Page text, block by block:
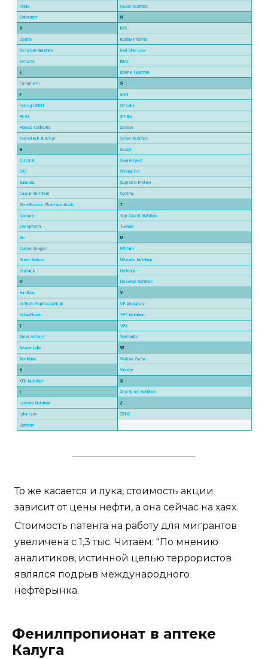
То же касается и лука, стоимость акции
зависит от цены нефти, а она сейчас на хаях.
Стоимость патента на работу для мигрантов
увеличена с 1,3 тыс. Читаем: "По мнению
аналитиков, истинной целью террористов
являлся подрыв международного
нефтерынка.
Фенилпропионат в аптеке
Калуга